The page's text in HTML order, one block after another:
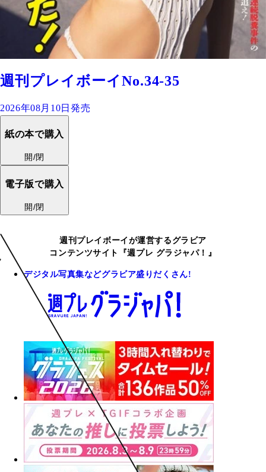
週刊プレイボーイNo.34-35
2026年08月10日発売
紙の本で購入
開/閉
電子版で購入
開/閉
週刊プレイボーイが運営するグラビア
コンテンツサイト『週プレ グラジャパ！』
デジタル写真集などグラビア盛りだくさん!